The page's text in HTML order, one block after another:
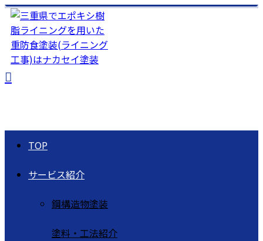
TOP
サービス紹介
鋼構造物塗装
塗料・工法紹介